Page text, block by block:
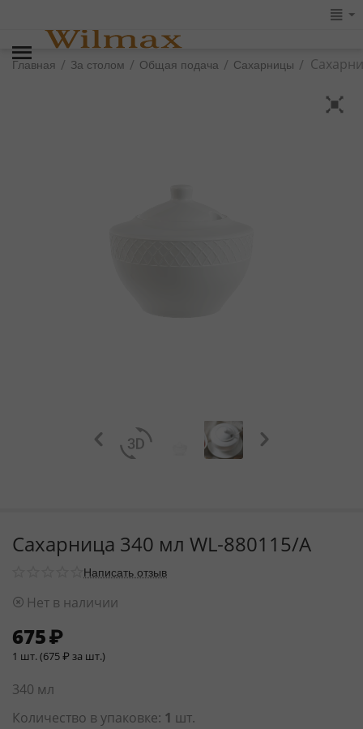
Главная / За столом / Общая подача / Сахарницы /
Сахарница 340 мл WL‑880115/A
Написать отзыв
Нет в наличии
675₽
1 шт. (675₽за шт.)
340 мл
Количество в упаковке: 1 шт.